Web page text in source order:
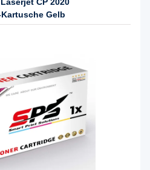
Kartusche Gelb